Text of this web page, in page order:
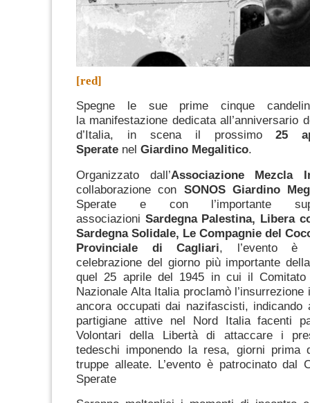
[red]
Spegne le sue prime cinque
la manifestazione dedicata all’anniversario
d’Italia, in scena il prossimo25
Sperate nel Giardino Megalitico.
Organizzato dall’Associazione Mezcla
collaborazione con SONOS Giardino
Sperate e con l’importante
associazioni Sardegna Palestina, Libera
Sardegna Solidale, Le Compagnie del
Provinciale di Cagliari, l’evento è
celebrazione del giorno più importante
quel 25 aprile del 1945 in cui il Comitato
Nazionale Alta Italia proclamò
ancora occupati dai nazifascisti,
partigiane attive nel Nord Italia facenti
Volontari della Libertà di attaccare i
tedeschi imponendo la resa, giorni prima
truppe alleate. L’evento è patrocinato dal
Sperate